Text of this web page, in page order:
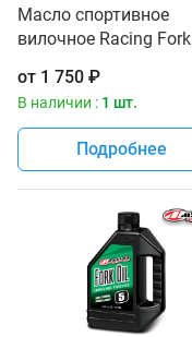
Масло спортивное
вилочное Racing Fork
Maxima 1 литр
от 1 750 ₽
В наличии : 1 шт.
Подробнее